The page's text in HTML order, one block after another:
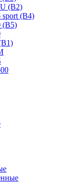
(B2)
sport (B4)
(B5)